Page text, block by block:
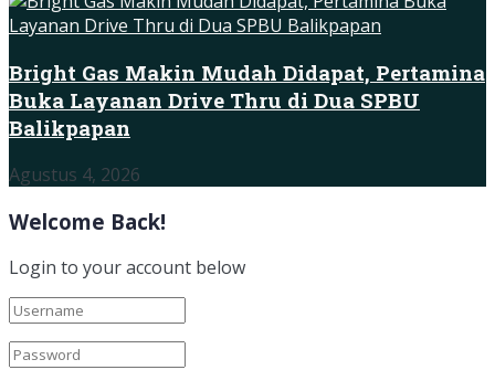
Bright Gas Makin Mudah Didapat, Pertamina
Buka Layanan Drive Thru di Dua SPBU
Balikpapan
Agustus 4, 2026
Welcome Back!
Login to your account below